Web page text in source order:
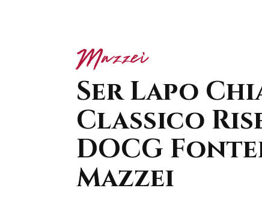
Mazzei
Ser Lapo
Classico
DOCG
Mazzei